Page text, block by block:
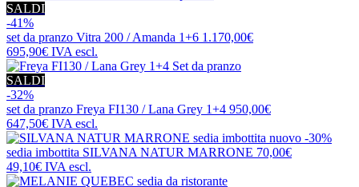
SALDI
-41%
set da pranzo Vitra 200 / Amanda 1+6 1.170,00€
695,90€ IVA escl.
SALDI
-32%
set da pranzo Freya FI130 / Lana Grey 1+4 950,00€
647,50€ IVA escl.
nuovo -30%
sedia imbottita SILVANA NATUR MARRONE 70,00€
49,10€ IVA escl.